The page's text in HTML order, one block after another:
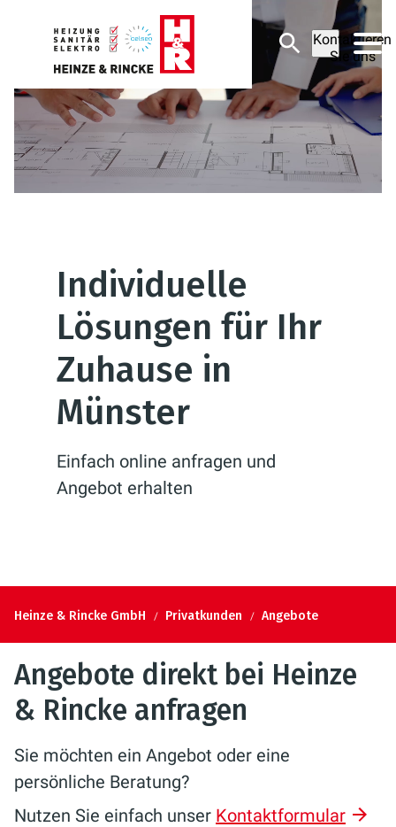
Kontaktieren
Sie uns
Individuelle
Lösungen für Ihr
Zuhause in
Münster
Einfach online anfragen und
Angebot erhalten
Heinze & Rincke GmbH Privatkunden Angebote
Angebote direkt bei Heinze
& Rincke anfragen
Sie möchten ein Angebot oder eine
persönliche Beratung?
Nutzen Sie einfach unser Kontaktformular